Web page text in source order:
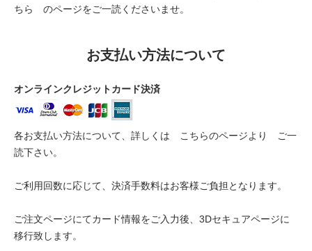
ちら
のページをご一読くださいませ。
お支払い方法について
オンラインクレジットカード決済
各お支払い方法について、詳しくは こちらのページより
ご一
読下さい。
ご利用回数に応じて、決済手数料はお客様ご負担となります。
ご注文ページにてカード情報をご入力後、3Dセキュアページに
移行致します。